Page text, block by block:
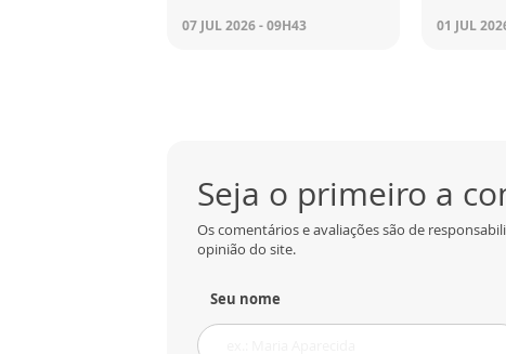
07 JUL 2026 - 09H43 01 JUL
Seja o primeiro a
Os comentários e avaliações são de
opinião do site.
Seu nome